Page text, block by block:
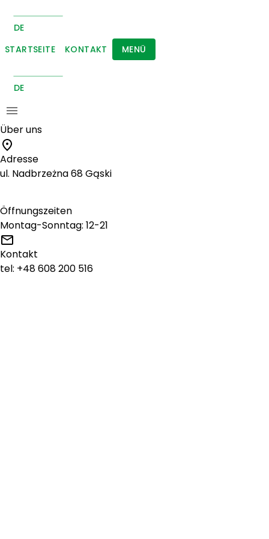
DE
STARTSEITE
KONTAKT MENÜ
DE
Über uns
Adresse
ul. Nadbrzeżna 68 Gąski
Öffnungszeiten
Montag-Sonntag: 12-21
Kontakt
tel: +48 608 200 516